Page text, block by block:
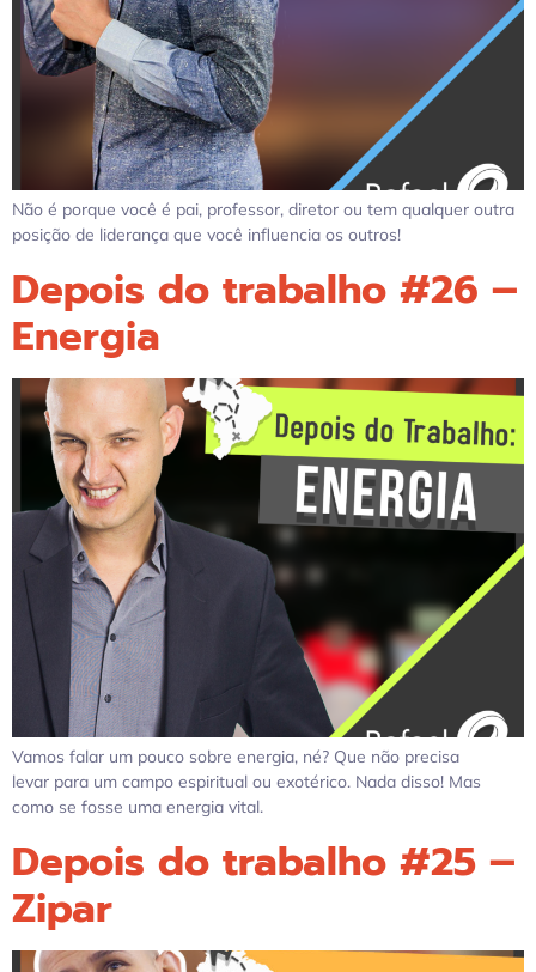
Não é porque você é pai, professor, diretor ou tem qualquer outra
posição de liderança que você influencia os outros!
Depois do trabalho #26 –
Energia
Vamos falar um pouco sobre energia, né? Que não precisa
levar para um campo espiritual ou exotérico. Nada disso! Mas
como se fosse uma energia vital.
Depois do trabalho #25 –
Zipar